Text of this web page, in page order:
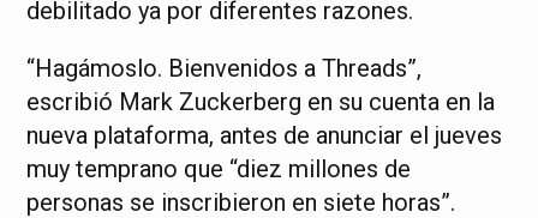
debilitado ya por diferentes razones.
“Hagámoslo. Bienvenidos a Threads”,
escribió Mark Zuckerberg en su cuenta en la
nueva plataforma, antes de anunciar el jueves
muy temprano que “diez millones de
personas se inscribieron en siete horas”.